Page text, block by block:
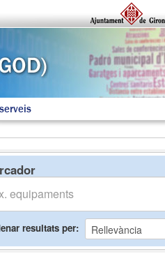
resultats per